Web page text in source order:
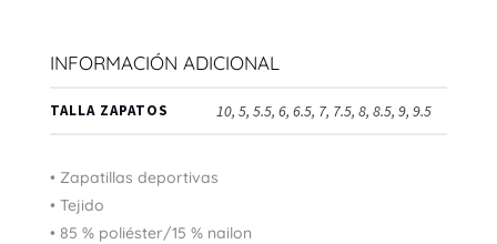
INFORMACIÓN ADICIONAL
TALLA ZAPATOS 10, 5, 5.5, 6, 6.5, 7, 7.5, 8, 8.5, 9, 9.5
• Zapatillas deportivas
• Tejido
• 85 % poliéster/15 % nailon